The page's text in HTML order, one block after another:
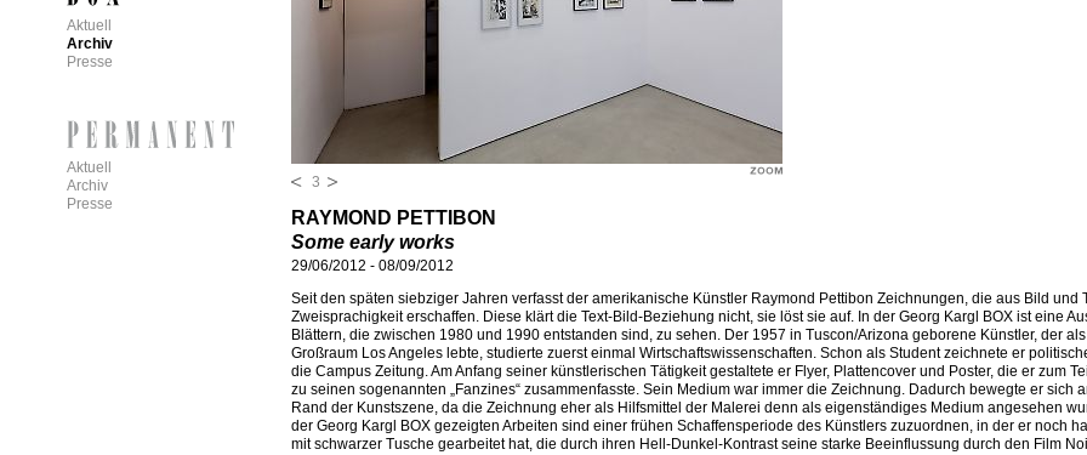
3
RAYMOND PETTIBON
Some early works
29/06/2012 - 08/09/2012
Seit den späten siebziger Jahren verfasst der amerikanische Künstler Raymond Pettibon Zeichnungen, die aus Bild und
Zweisprachigkeit erschaffen. Diese klärt die Text-Bild-Beziehung nicht, sie löst sie auf. In der Georg Kargl BOX ist eine
Blättern, die zwischen 1980 und 1990 entstanden sind, zu sehen. Der 1957 in Tuscon/Arizona geborene Künstler, der
Großraum Los Angeles lebte, studierte zuerst einmal Wirtschaftswissenschaften. Schon als Student zeichnete er
die Campus Zeitung. Am Anfang seiner künstlerischen Tätigkeit gestaltete er Flyer, Plattencover und Poster, die er zum
zu seinen sogenannten „Fanzines“ zusammenfasste. Sein Medium war immer die Zeichnung. Dadurch bewegte er sich
Rand der Kunstszene, da die Zeichnung eher als Hilfsmittel der Malerei denn als eigenständiges Medium angesehen
der Georg Kargl BOX gezeigten Arbeiten sind einer frühen Schaffensperiode des Künstlers zuzuordnen, in der er noch
mit schwarzer Tusche gearbeitet hat, die durch ihren Hell-Dunkel-Kontrast seine starke Beeinflussung durch den Film
Aktuell
Archiv
Presse
Aktuell
Archiv
Presse